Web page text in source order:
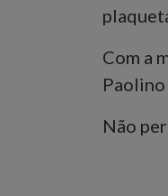
Com a
Paolino
Não